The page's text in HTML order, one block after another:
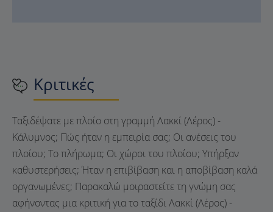
Κριτικές
Ταξιδέψατε με πλοίο στη γραμμή Λακκί (Λέρος) -
Κάλυμνος; Πώς ήταν η εμπειρία σας; Οι ανέσεις του
πλοίου; Το πλήρωμα; Οι χώροι του πλοίου; Υπήρξαν
καθυστερήσεις; Ήταν η επιβίβαση και η αποβίβαση καλά
οργανωμένες; Παρακαλώ μοιραστείτε τη γνώμη σας
αφήνοντας μια κριτική για το ταξίδι Λακκί (Λέρος) -